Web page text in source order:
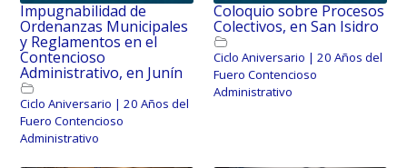
Impugnabilidad de
Ordenanzas Municipales
y Reglamentos en el
Contencioso
Administrativo, en Junín
Ciclo Aniversario | 20 Años del
Fuero Contencioso
Administrativo
Coloquio sobre Procesos
Colectivos, en San Isidro
Ciclo Aniversario | 20 Años del
Fuero Contencioso
Administrativo